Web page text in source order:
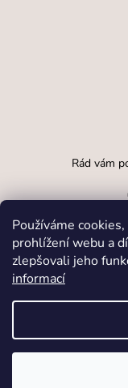
Používáme
prohlížení webu a
zlepšovali jeho
informací
Rád vám